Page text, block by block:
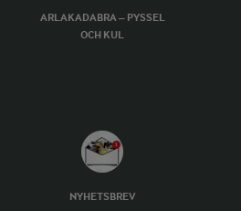
ARLAKADABRA – PYSSEL
OCH KUL
NYHETSBREV